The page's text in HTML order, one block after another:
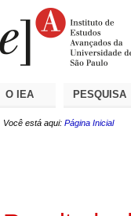
O IEA PESQUISA
Você está aqui: Página Inicial